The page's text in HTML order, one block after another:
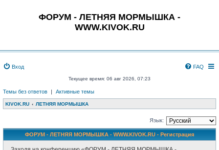
ФОРУМ - ЛЕТНЯЯ МОРМЫШКА -
WWW.KIVOK.RU
Вход FAQ
Текущее время: 06 авг 2026, 07:23
Темы без ответов | Активные темы
KIVOK.RU ЛЕТНЯЯ МОРМЫШКА
Язык:
ФОРУМ - ЛЕТНЯЯ МОРМЫШКА - WWW.KIVOK.RU - Регистрация